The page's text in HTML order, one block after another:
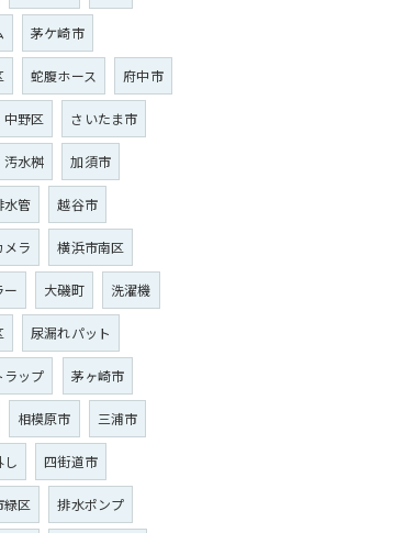
茅ケ崎市
蛇腹ホース 府中市
中野区 さいたま市
汚水桝 加須市
水管 越谷市
メラ 横浜市南区
ー 大磯町 洗濯機
尿漏れパット
ラップ 茅ヶ崎市
相模原市 三浦市
し 四街道市
緑区 排水ポンプ